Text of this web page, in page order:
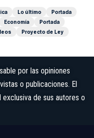
Lo último
Portada
Economía
Portada
Proyecto de Ley
por las opiniones
o publicaciones. El
de sus autores o